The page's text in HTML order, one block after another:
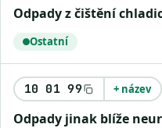
Odpady z čištění
Ostatní
10 01 99 + název
Odpady jinak blíže